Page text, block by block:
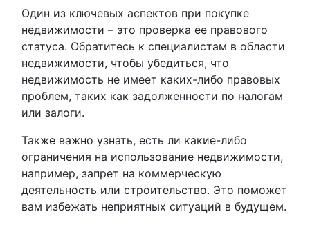
Один из ключевых аспектов при покупке
недвижимости – это проверка ее правового
статуса. Обратитесь к специалистам в области
недвижимости, чтобы убедиться, что
недвижимость не имеет каких-либо правовых
проблем, таких как задолженности по налогам
или залоги.
Также важно узнать, есть ли какие-либо
ограничения на использование недвижимости,
например, запрет на коммерческую
деятельность или строительство. Это поможет
вам избежать неприятных ситуаций в будущем.